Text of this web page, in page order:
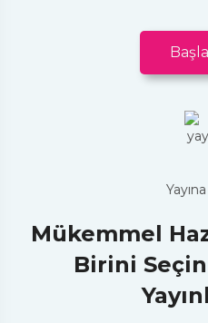
Mükemmel
Birini